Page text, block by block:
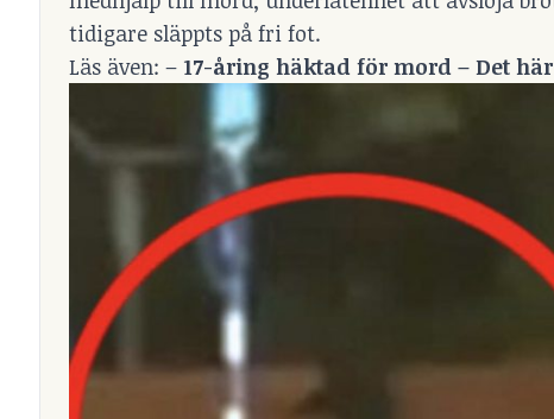
tidigare släppts på fri fot.
Läs även: – 17-åring häktad för mord – Det